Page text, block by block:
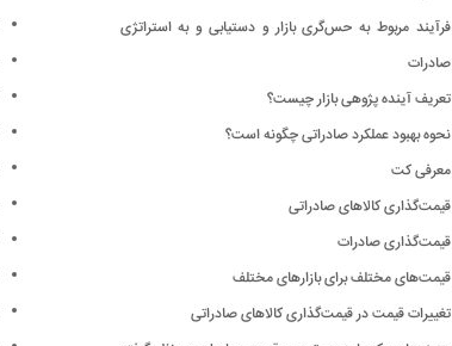
فرآیند مربوط به حس‌گری بازار و دستیابی و به استراتژی
صادرات
تعریف آینده پژوهی بازار چیست؟
نحوه بهبود عملکرد صادراتی چگونه است؟
معرفی کت
قیمت‌گذاری کالاهای صادراتی
قیمت‌گذاری صادرات
قیمت‌های مختلف برای بازارهای مختلف
تغییرات قیمت در قیمت‌گذاری کالاهای صادراتی